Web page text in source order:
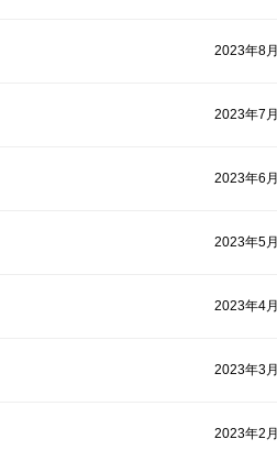
2023年8月
2023年7月
2023年6月
2023年5月
2023年4月
2023年3月
2023年2月